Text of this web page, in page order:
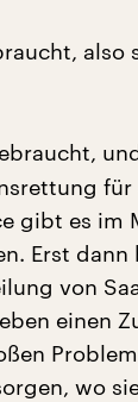
also
für
gibt es im
Erst
von
einen
wo